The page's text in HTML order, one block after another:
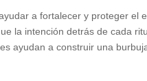
a fortalecer y proteger el
la intención detrás de cada
ayudan a construir una